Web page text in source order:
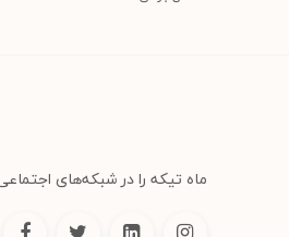
ماه تیکه را در شبکه‌های